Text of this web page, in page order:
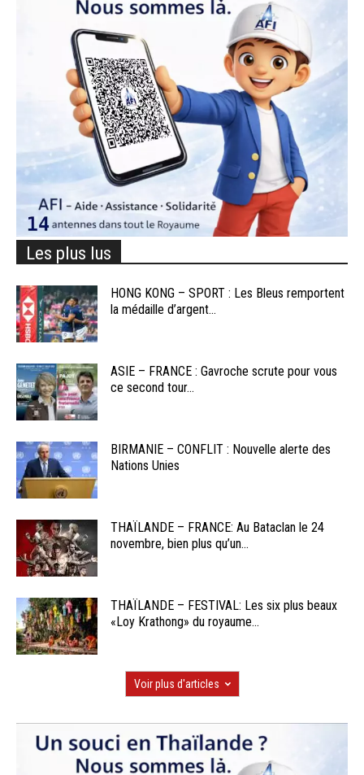
Les plus lus
HONG KONG – SPORT : Les Bleus remportent
la médaille d’argent...
ASIE – FRANCE : Gavroche scrute pour vous
ce second tour...
BIRMANIE – CONFLIT : Nouvelle alerte des
Nations Unies
THAÏLANDE – FRANCE: Au Bataclan le 24
novembre, bien plus qu’un...
THAÏLANDE – FESTIVAL: Les six plus beaux
«Loy Krathong» du royaume...
Voir plus d'articles